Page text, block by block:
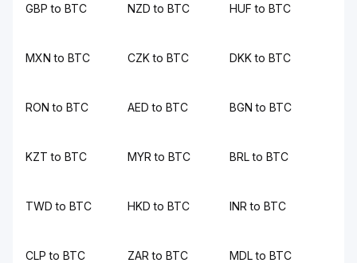
GBP to BTC NZD to BTC HUF to BTC
MXN to BTC CZK to BTC DKK to BTC
RON to BTC AED to BTC BGN to BTC
KZT to BTC MYR to BTC BRL to BTC
TWD to BTC HKD to BTC INR to BTC
CLP to BTC ZAR to BTC MDL to BTC